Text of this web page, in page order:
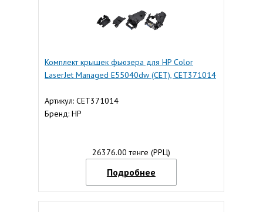
Комплект крышек фьюзера для HP Color
LaserJet Managed E55040dw (CET), CET371014
Артикул: CET371014
Бренд: HP
26376.00 тенге (РРЦ)
Подробнее